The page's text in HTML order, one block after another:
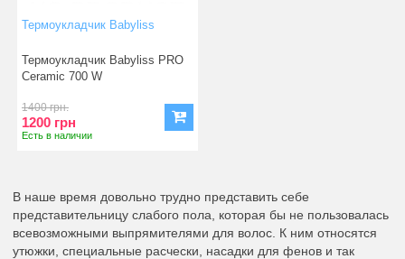
Термоукладчик Babyliss
Термоукладчик Babyliss PRO
Ceramic 700 W
1400 грн.
1200 грн
Есть в наличии
В наше время довольно трудно представить себе
представительницу слабого пола, которая бы не пользовалась
всевозможными выпрямителями для волос. К ним относятся
утюжки, специальные расчески, насадки для фенов и так